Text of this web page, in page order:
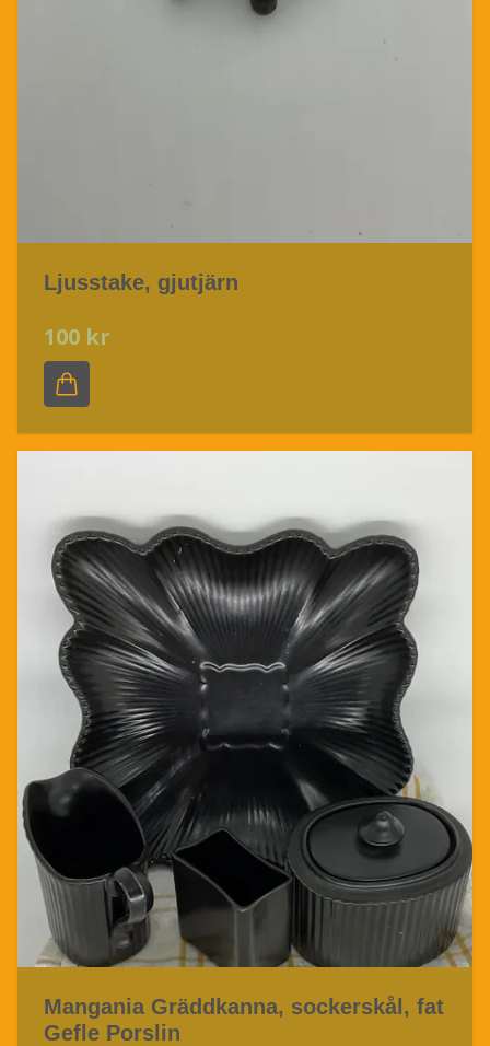
Ljusstake, gjutjärn
100 kr
Mangania Gräddkanna, sockerskål, fat
Gefle Porslin